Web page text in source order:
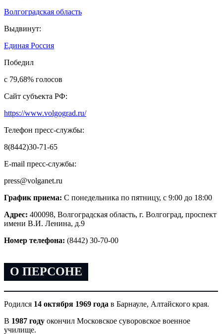
Волгоградская область
Выдвинут:
Единая Россия
Победил
с 79,68% голосов
Сайт субъекта РФ:
https://www.volgograd.ru/
Телефон пресс-службы:
8(8442)30-71-65
E-mail пресс-службы:
press@volganet.ru
График приема: С понедельника по пятницу, с 9:00 до 18:00
Адрес: 400098, Волгоградская область, г. Волгоград, проспект
имени В.И. Ленина, д.9
Номер телефона: (8442) 30-70-00
О ПЕРСОНЕ
Родился 14 октября 1969 года в Барнауле, Алтайского края.
В 1987 году окончил Московское суворовское военное
училище.